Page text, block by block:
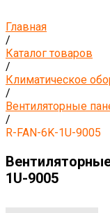
Главная
/
Каталог товаров
/
Климатическое
/
Вентиляторные
/
R-FAN-6K-1U-9005
1U-9005